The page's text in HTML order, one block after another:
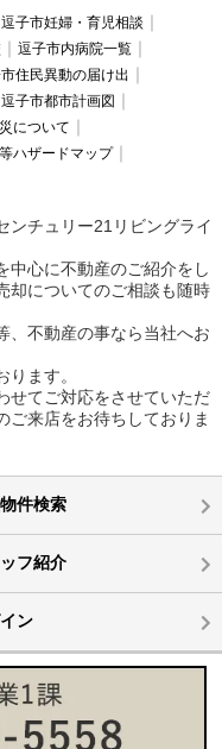
逗子市妊婦・育児相談
逗子市内病院一覧
住民異動の届け出
逗子市都市計画図
について
ハザードマップ
ンチュリー21リビングライ
中心に不動産のご紹介をし
却についてのご相談も随時
、不動産の事なら当社へお
ます。
せてご対応をさせていただ
ご来店をお待ちしておりま
件検索
フ紹介
ン